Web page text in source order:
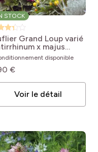
STOCK
Grand Loup varié
x majus
variédisponible
€
Voir le détail